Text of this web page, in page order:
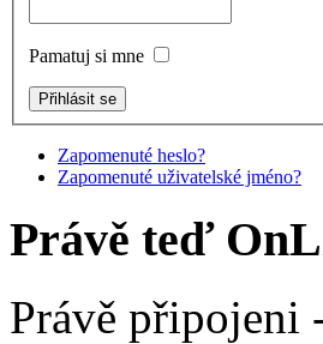
Pamatuj si mne
Zapomenuté heslo?
Zapomenuté uživatelské jméno?
Právě teď
Právě připojeni